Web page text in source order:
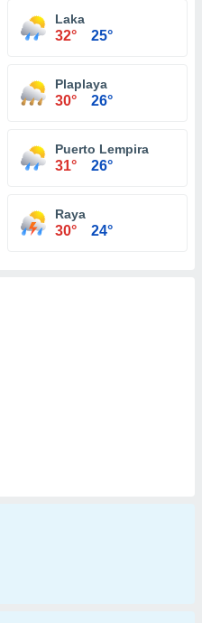
Laka
32° 25°
Plaplaya
30° 26°
Puerto Lempira
31° 26°
Raya
30° 24°